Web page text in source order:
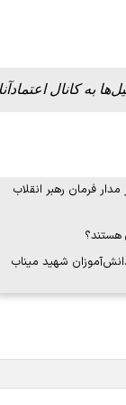
به کانال
فرمان رهبر انقلاب
شهید میناب